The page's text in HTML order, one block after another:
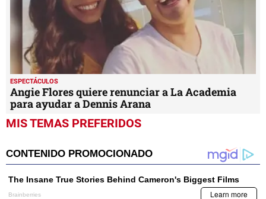
ESPECTÁCULOS
Angie Flores quiere renunciar a La Academia
para ayudar a Dennis Arana
MIS TEMAS PREFERIDOS